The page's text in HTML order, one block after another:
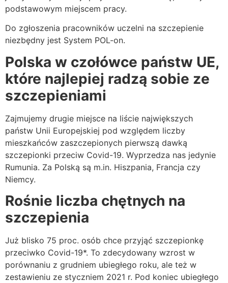
podstawowym miejscem pracy.
Do zgłoszenia pracowników uczelni na szczepienie
niezbędny jest System POL-on.
Polska w czołówce państw UE,
które najlepiej radzą sobie ze
szczepieniami
Zajmujemy drugie miejsce na liście największych
państw Unii Europejskiej pod względem liczby
mieszkańców zaszczepionych pierwszą dawką
szczepionki przeciw Covid-19. Wyprzedza nas jedynie
Rumunia. Za Polską są m.in. Hiszpania, Francja czy
Niemcy.
Rośnie liczba chętnych na
szczepienia
Już blisko 75 proc. osób chce przyjąć szczepionkę
przeciwko Covid-19*. To zdecydowany wzrost w
porównaniu z grudniem ubiegłego roku, ale też w
zestawieniu ze styczniem 2021 r. Pod koniec ubiegłego